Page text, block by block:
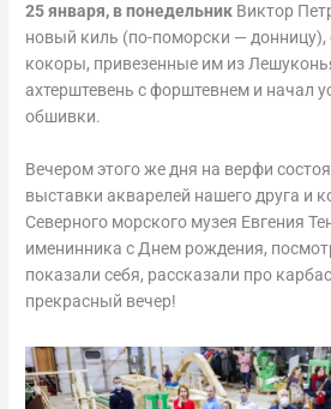
25 января, в понедельник Виктор
новый киль (по-поморски — донницу),
кокоры, привезенные им из
ахтерштевень с форштевнем и начал
обшивки.
Вечером этого же дня на верфи
выставки акварелей нашего друга и
Северного морского музея Евгения
именинника с Днем рождения,
показали себя, рассказали про
прекрасный вечер!